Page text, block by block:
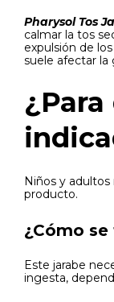
Pharysol Tos
calmar la tos
expulsión de
suele afectar la
Niños y
producto.
¿Cómo
Este jarabe
ingesta,